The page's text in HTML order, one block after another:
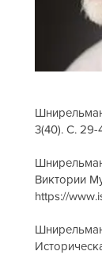
3(40). С. 29-
Виктории
https://